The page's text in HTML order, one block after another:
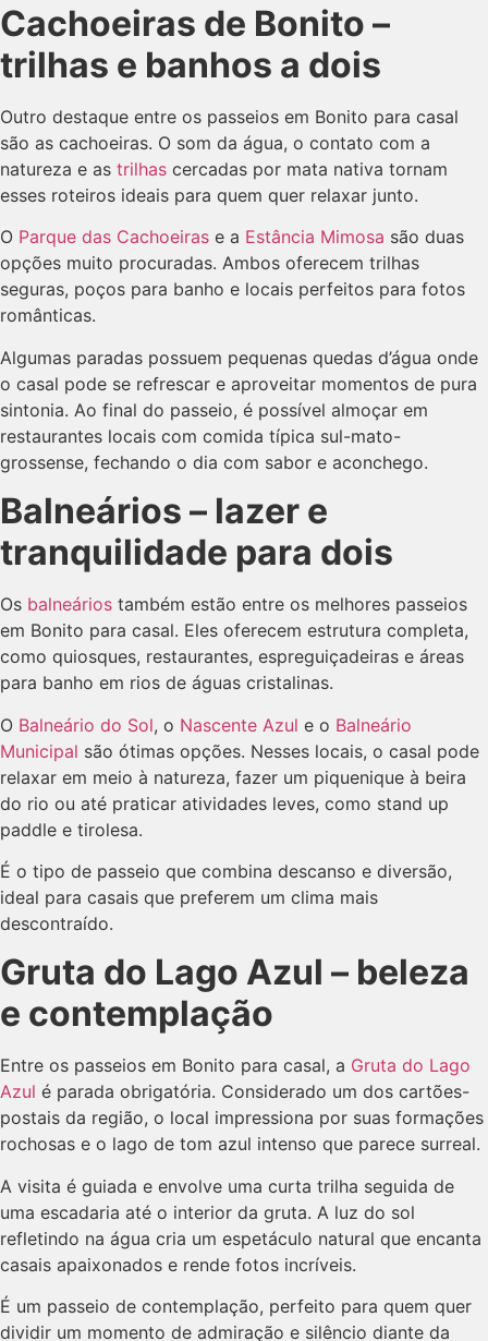
Cachoeiras de Bonito –
trilhas e banhos a dois
Outro destaque entre os passeios em Bonito para casal
são as cachoeiras. O som da água, o contato com a
natureza e as trilhas cercadas por mata nativa tornam
esses roteiros ideais para quem quer relaxar junto.
O Parque das Cachoeiras e a Estância Mimosa são duas
opções muito procuradas. Ambos oferecem trilhas
seguras, poços para banho e locais perfeitos para fotos
românticas.
Algumas paradas possuem pequenas quedas d’água onde
o casal pode se refrescar e aproveitar momentos de pura
sintonia. Ao final do passeio, é possível almoçar em
restaurantes locais com comida típica sul-mato-
grossense, fechando o dia com sabor e aconchego.
Balneários – lazer e
tranquilidade para dois
Os balneários também estão entre os melhores passeios
em Bonito para casal. Eles oferecem estrutura completa,
como quiosques, restaurantes, espreguiçadeiras e áreas
para banho em rios de águas cristalinas.
O Balneário do Sol, o Nascente Azul e o Balneário
Municipal são ótimas opções. Nesses locais, o casal pode
relaxar em meio à natureza, fazer um piquenique à beira
do rio ou até praticar atividades leves, como stand up
paddle e tirolesa.
É o tipo de passeio que combina descanso e diversão,
ideal para casais que preferem um clima mais
descontraído.
Gruta do Lago Azul – beleza
e contemplação
Entre os passeios em Bonito para casal, a Gruta do Lago
Azul é parada obrigatória. Considerado um dos cartões-
postais da região, o local impressiona por suas formações
rochosas e o lago de tom azul intenso que parece surreal.
A visita é guiada e envolve uma curta trilha seguida de
uma escadaria até o interior da gruta. A luz do sol
refletindo na água cria um espetáculo natural que encanta
casais apaixonados e rende fotos incríveis.
É um passeio de contemplação, perfeito para quem quer
dividir um momento de admiração e silêncio diante da